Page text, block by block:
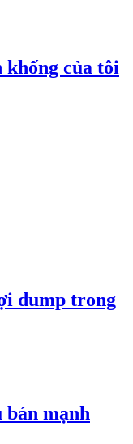
khống của tôi
dump trong
mạnh